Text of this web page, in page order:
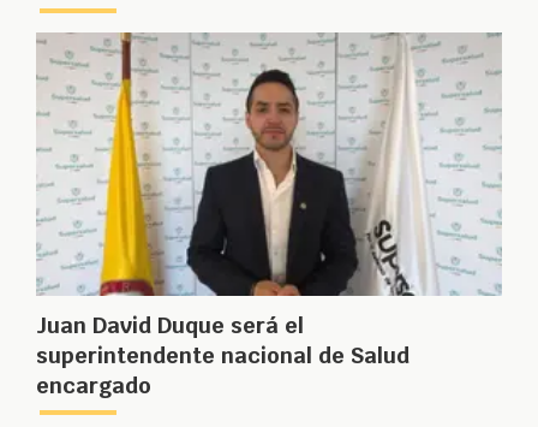
Juan David Duque será el
superintendente nacional de Salud
encargado